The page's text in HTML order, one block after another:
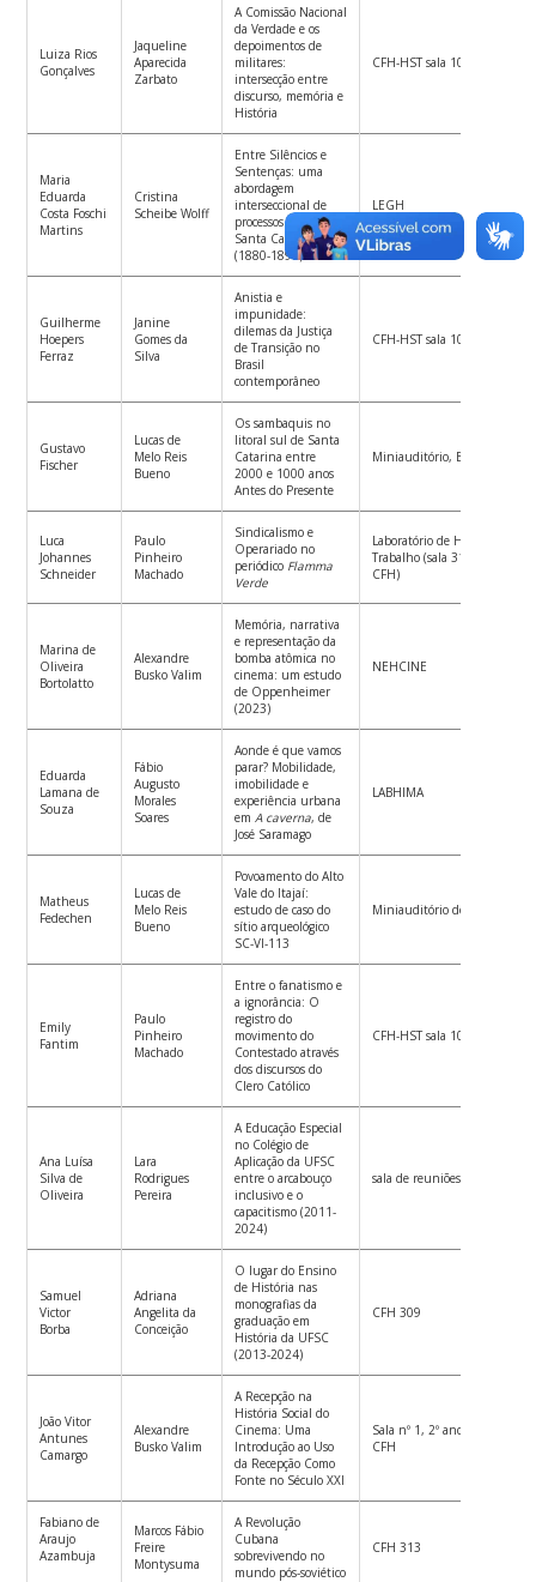
Luiza Rios
Gonçalves
Jaqueline
Aparecida
Zarbato
A Comissão Nacional
da Verdade e os
depoimentos de
militares:
intersecção entre
discurso, memória e
História
CFH-HST sala 10
Maria
Eduarda
Costa Foschi
Martins
Cristina
Scheibe Wolff
Entre Silêncios e
Sentenças: uma
abordagem
interseccional de
processos civis em
Santa Catarina
(1880-1890)
LEGH
Guilherme
Hoepers
Ferraz
Janine
Gomes da
Silva
Anistia e
impunidade:
dilemas da Justiça
de Transição no
Brasil
contemporâneo
CFH-HST sala 10
Gustavo
Fischer
Lucas de
Melo Reis
Bueno
Os sambaquis no
litoral sul de Santa
Catarina entre
2000 e 1000 anos
Antes do Presente
Miniauditório, Bloco B, CFH
Luca
Johannes
Schneider
Paulo
Pinheiro
Machado
Sindicalismo e
Operariado no
periódico Flamma
Verde
Laboratório de História Social
Trabalho (sala 310 do bloco
CFH)
Marina de
Oliveira
Bortolatto
Alexandre
Busko Valim
Memória, narrativa
e representação da
bomba atômica no
cinema: um estudo
de Oppenheimer
(2023)
NEHCINE
Eduarda
Lamana de
Souza
Fábio
Augusto
Morales
Soares
Aonde é que vamos
parar? Mobilidade,
imobilidade e
experiência urbana
em A caverna, de
José Saramago
LABHIMA
Matheus
Fedechen
Lucas de
Melo Reis
Bueno
Povoamento do Alto
Vale do Itajaí:
estudo de caso do
sítio arqueológico
SC-VI-113
Miniauditório do Bloco B,
Emily
Fantim
Paulo
Pinheiro
Machado
Entre o fanatismo e
a ignorância: O
registro do
movimento do
Contestado através
dos discursos do
Clero Católico
CFH-HST sala 10
Ana Luísa
Silva de
Oliveira
Lara
Rodrigues
Pereira
A Educação Especial
no Colégio de
Aplicação da UFSC
entre o arcabouço
inclusivo e o
capacitismo (2011-
2024)
sala de reuniões do Bloco E
Samuel
Victor
Borba
Adriana
Angelita da
Conceição
O lugar do Ensino
de História nas
monografias da
graduação em
História da UFSC
(2013-2024)
CFH 309
João Vitor
Antunes
Camargo
Alexandre
Busko Valim
A Recepção na
História Social do
Cinema: Uma
Introdução ao Uso
da Recepção Como
Fonte no Século XXI
Sala nº 1, 2º andar, Bloco C –
CFH
Fabiano de
Araujo
Azambuja
Marcos Fábio
Freire
Montysuma
A Revolução
Cubana
sobrevivendo no
mundo pós-soviético
CFH 313